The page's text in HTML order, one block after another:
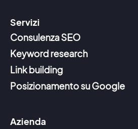
Servizi
Consulenza SEO
Keyword research
Link building
Posizionamento su Google
Azienda